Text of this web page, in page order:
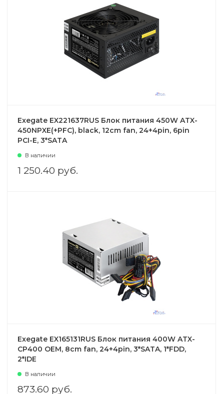
Exegate EX221637RUS Блок питания 450W ATX-
450NPXE(+PFC), black, 12cm fan, 24+4pin, 6pin
PCI-E, 3*SATA
В наличии
1 250.40 руб.
Exegate EX165131RUS Блок питания 400W ATX-
CP400 OEM, 8cm fan, 24+4pin, 3*SATA, 1*FDD,
2*IDE
В наличии
873.60 руб.